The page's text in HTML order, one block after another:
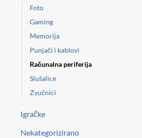
Foto
Gaming
Memorija
Punjači i kablovi
Računalna periferija
Slušalice
Zvučnici
Igračke
Nekategorizirano